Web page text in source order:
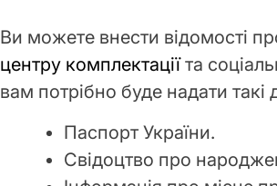
Ви можете внести відомості
центру комплектаціїта
вам потрібно буде надати такі
Паспорт України.
Свідоцтво про